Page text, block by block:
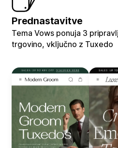
Prednastavitve
Tema Vows ponuja 3
trgovino, vključno z Tuxedo